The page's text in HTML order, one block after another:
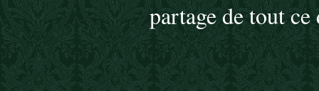
partage de tout ce